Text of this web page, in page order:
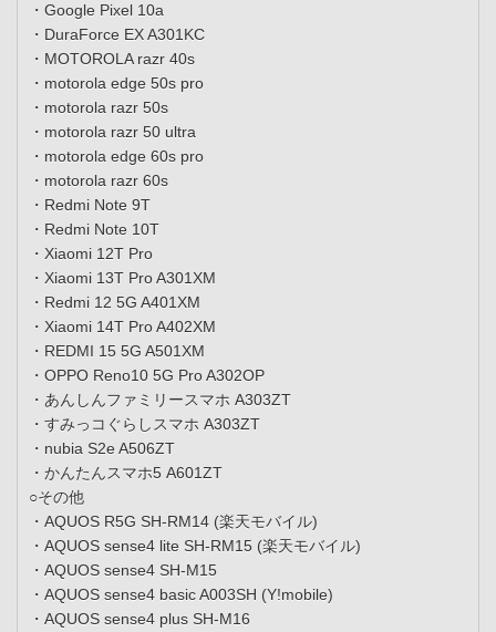
・Google Pixel 10a
・DuraForce EX A301KC
・MOTOROLA razr 40s
・motorola edge 50s pro
・motorola razr 50s
・motorola razr 50 ultra
・motorola edge 60s pro
・motorola razr 60s
・Redmi Note 9T
・Redmi Note 10T
・Xiaomi 12T Pro
・Xiaomi 13T Pro A301XM
・Redmi 12 5G A401XM
・Xiaomi 14T Pro A402XM
・REDMI 15 5G A501XM
・OPPO Reno10 5G Pro A302OP
・あんしんファミリースマホ A303ZT
・すみっコぐらしスマホ A303ZT
・nubia S2e A506ZT
・かんたんスマホ5 A601ZT
○その他
・AQUOS R5G SH-RM14 (楽天モバイル)
・AQUOS sense4 lite SH-RM15 (楽天モバイル)
・AQUOS sense4 SH-M15
・AQUOS sense4 basic A003SH (Y!mobile)
・AQUOS sense4 plus SH-M16